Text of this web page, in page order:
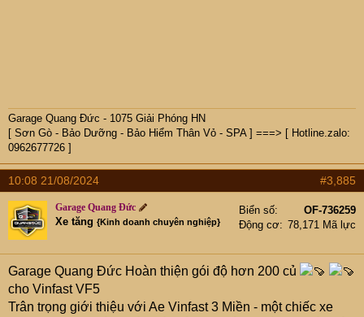
Garage Quang Đức - 1075 Giải Phóng HN
[ Sơn Gò - Bảo Dưỡng - Bảo Hiểm Thân Vỏ - SPA ] ===> [ Hotline.zalo:
0962677726 ]
10:08 21/08/2024 #3,885
Garage Quang Đức
Xe tăng {Kinh doanh chuyên nghiệp}
Biển số
OF-736259
Động cơ
78,171 Mã lực
Garage Quang Đức Hoàn thiện gói độ hơn 200 củ
cho Vinfast VF5
Trân trọng giới thiệu với Ae Vinfast 3 Miền - một chiếc xe